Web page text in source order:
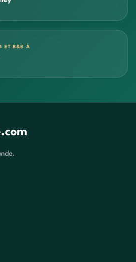
ET B&B À